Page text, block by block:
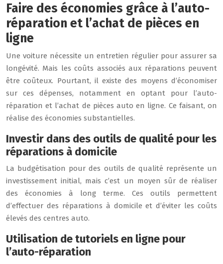
Faire des économies grâce à l’auto-
réparation et l’achat de pièces en
ligne
Une voiture nécessite un entretien régulier pour assurer sa
longévité. Mais les coûts associés aux réparations peuvent
être coûteux. Pourtant, il existe des moyens d’économiser
sur ces dépenses, notamment en optant pour l’auto-
réparation et l’achat de pièces auto en ligne. Ce faisant, on
réalise des économies substantielles.
Investir dans des outils de qualité pour les
réparations à domicile
La budgétisation pour des outils de qualité représente un
investissement initial, mais c’est un moyen sûr de réaliser
des économies à long terme. Ces outils permettent
d’effectuer des réparations à domicile et d’éviter les coûts
élevés des centres auto.
Utilisation de tutoriels en ligne pour
l’auto-réparation